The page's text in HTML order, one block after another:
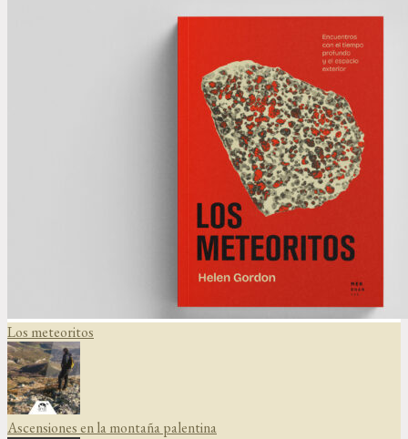
Los meteoritos
Ascensiones en la montaña palentina